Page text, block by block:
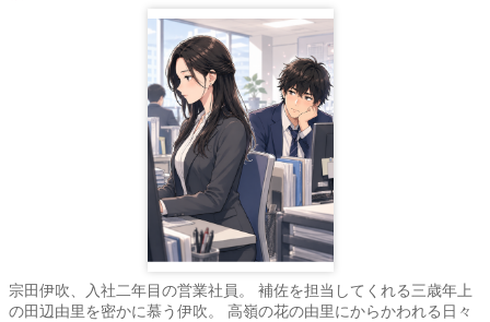
イト先の同僚。息子・ティモシーとリンっていうケータリング業を
しているパートナーがいる。 ケビン・・・バイト先の同僚。アメリ
カ人。 愛ちゃん・・・私が翻訳コースに通っていた時に知り合った
日本人の女の子。スティーブンと交際している。 美咲ちゃん・・・
ヨガのレッスンで知り合った日本人のお友達。旅行会社に勤務して
翻訳コース合格を目指している。 久美さん・・・ライルの会社の翻
訳パーティーで知り合った人。
宗田伊吹、入社二年目の営業社員。 補佐を担当してくれる三歳年上
の田辺由里を密かに慕う伊吹。 高嶺の花の由里にからかわれる日々